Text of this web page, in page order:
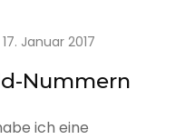
und
Dateien
17. Januar 2017
Nummern
ich eine